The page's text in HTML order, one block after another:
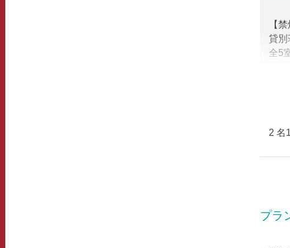
【
貸別
全5
□ワ
2 名
プラ